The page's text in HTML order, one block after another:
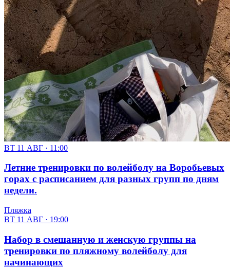
ВТ 11 АВГ · 11:00
Летние тренировки по волейболу на Воробьевых
горах с расписанием для разных групп по дням
недели.
Пляжка
ВТ 11 АВГ · 19:00
Набор в смешанную и женскую группы на
тренировки по пляжному волейболу для
начинающих